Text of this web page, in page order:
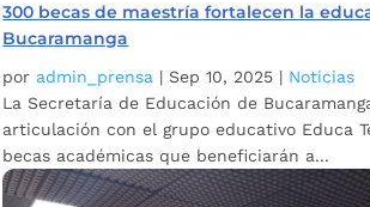
300 becas de maestría fortalecen la
Bucaramanga
por admin_prensa | Sep 10, 2025 | Noticias
La Secretaría de Educación de
articulación con el grupo educativo Educa
becas académicas que beneficiarán a...